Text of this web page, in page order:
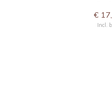
€
Incl.